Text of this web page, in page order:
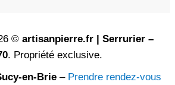
© artisanpierre.fr | Serrurier –
. Propriété exclusive.
en-Brie– Prendre rendez-vous